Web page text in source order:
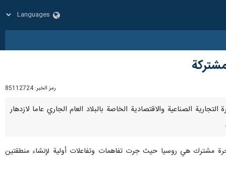
رمز الخبر: 85112724
الصناعية والاقتصادية الخاصة بالبلاد العام الجاري عاما لازدهار
مشترك هي روسيا حيث جرت تفاهمات وتفاعلات أولية لإنشاء منطقتين